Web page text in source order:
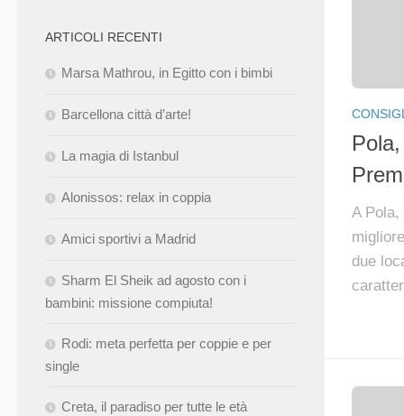
A
due
ARTICOLI RECENTI
Marsa Mathrou, in Egitto con i bimbi
Barcellona città d’arte!
La magia di Istanbul
Alonissos: relax in coppia
Amici sportivi a Madrid
Sharm El Sheik ad agosto con i
bambini: missione compiuta!
Rodi: meta perfetta per coppie e per
single
Creta, il paradiso per tutte le età